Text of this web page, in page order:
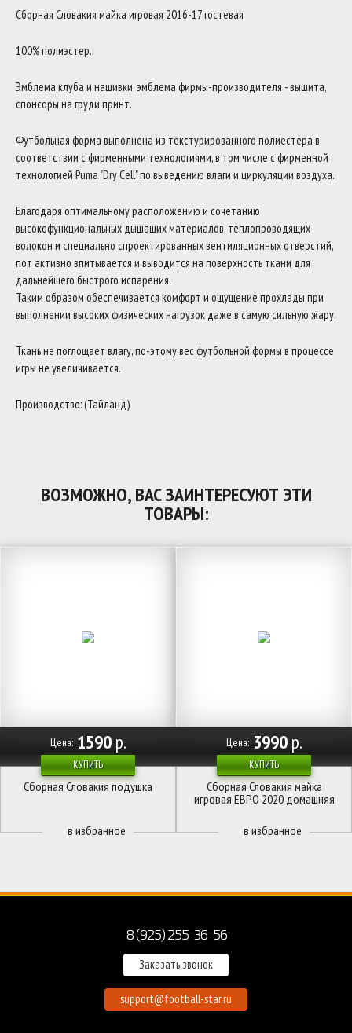
Сборная Словакия майка игровая 2016-17 гостевая
100% полиэстер.
Эмблема клуба и нашивки, эмблема фирмы-производителя - вышита,
спонсоры на груди принт.
Футбольная форма выполнена из текстурированного полиестера в
соответствии с фирменными технологиями, в том числе с фирменной
технологией Puma "Dry Cell" по выведению влаги и циркуляции воздуха.
Благодаря оптимальному расположению и сочетанию
высокофункциональных дышащих материалов, теплопроводящих
волокон и специально спроектированных вентиляционных отверстий,
пот активно впитывается и выводится на поверхность ткани для
дальнейшего быстрого испарения.
Таким образом обеспечивается комфорт и ощущение прохлады при
выполнении высоких физических нагрузок даже в самую сильную жару.
Ткань не поглощает влагу, по-этому вес футбольной формы в процессе
игры не увеличивается.
Производство: (Тайланд)
ВОЗМОЖНО, ВАС ЗАИНТЕРЕСУЮТ ЭТИ
ТОВАРЫ:
КУПИТЬ
Цена: 1590р.
Сборная Словакия подушка
КУПИТЬ
Цена: 3990р.
Сборная Словакия майка
игровая ЕВРО 2020 домашняя
8 (925) 255-36-56
Заказать звонок
support@football-star.ru